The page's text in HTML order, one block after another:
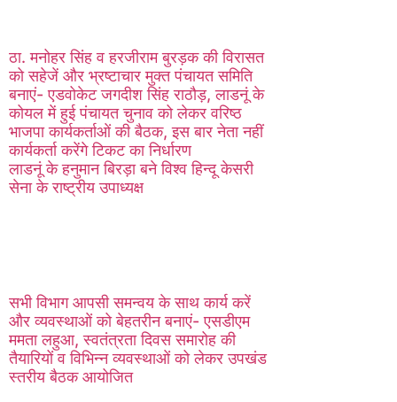
ठा. मनोहर सिंह व हरजीराम बुरड़क की विरासत
को सहेजें और भ्रष्टाचार मुक्त पंचायत समिति
बनाएं- एडवोकेट जगदीश सिंह राठौड़, लाडनूं के
कोयल में हुई पंचायत चुनाव को लेकर वरिष्ठ
भाजपा कार्यकर्ताओं की बैठक, इस बार नेता नहीं
कार्यकर्ता करेंगे टिकट का निर्धारण
लाडनूं के हनुमान बिरड़ा बने विश्व हिन्दू केसरी
सेना के राष्ट्रीय उपाध्यक्ष
सभी विभाग आपसी समन्वय के साथ कार्य करें
और व्यवस्थाओं को बेहतरीन बनाएं- एसडीएम
ममता लहुआ, स्वतंत्रता दिवस समारोह की
तैयारियों व विभिन्न व्यवस्थाओं को लेकर उपखंड
स्तरीय बैठक आयोजित